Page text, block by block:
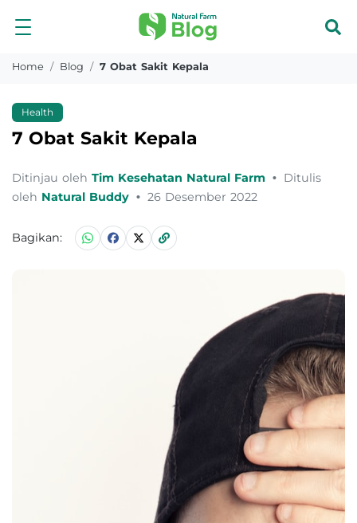
Home Blog 7 Obat Sakit Kepala
Health
7 Obat Sakit Kepala
Ditinjau oleh Tim Kesehatan Natural Farm • Ditulis
oleh Natural Buddy • 26 Desember 2022
Bagikan: